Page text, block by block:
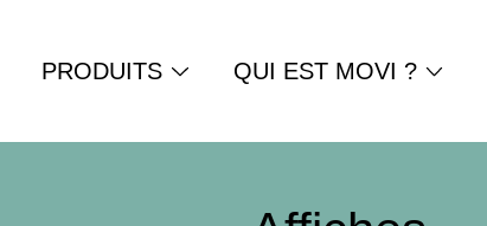
PRODUITS QUI EST MOVI ?